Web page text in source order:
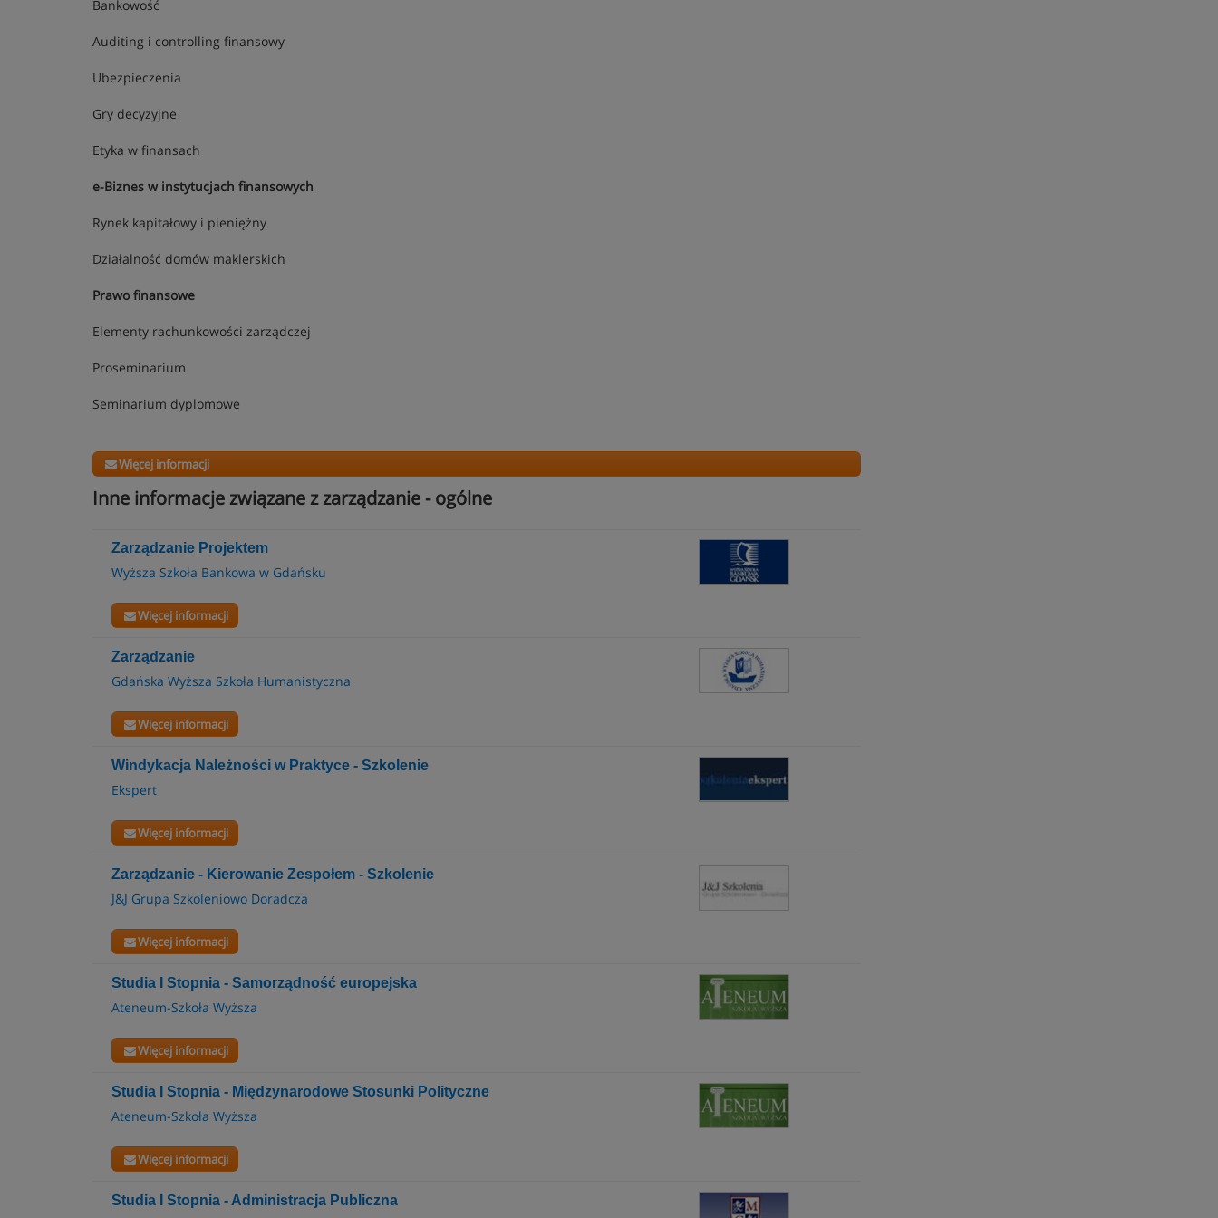
Bankowość
Auditing i controlling finansowy
Ubezpieczenia
Gry decyzyjne
Etyka w finansach
e-Biznes w instytucjach finansowych
Rynek kapitałowy i pieniężny
Działalność domów maklerskich
Prawo finansowe
Elementy rachunkowości zarządczej
Proseminarium
Seminarium dyplomowe
Więcej informacji
Inne informacje związane z zarządzanie - ogólne
Zarządzanie Projektem
Wyższa Szkoła Bankowa w Gdańsku
Więcej informacji
Zarządzanie
Gdańska Wyższa Szkoła Humanistyczna
Więcej informacji
Windykacja Należności w Praktyce - Szkolenie
Ekspert
Więcej informacji
Zarządzanie - Kierowanie Zespołem - Szkolenie
J&J Grupa Szkoleniowo Doradcza
Więcej informacji
Studia I Stopnia - Samorządność europejska
Ateneum-Szkoła Wyższa
Więcej informacji
Studia I Stopnia - Międzynarodowe Stosunki Polityczne
Ateneum-Szkoła Wyższa
Więcej informacji
Studia I Stopnia - Administracja Publiczna